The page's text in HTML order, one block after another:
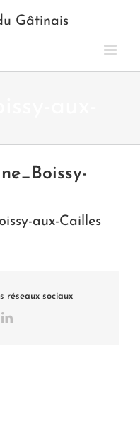
aux-Cailles
réseaux sociaux
LinkedIn